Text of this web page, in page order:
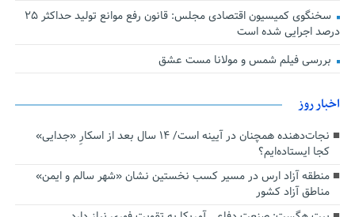
سخنگوی کمیسیون اقتصادی مجلس: قانون رفع موانع تولید حداکثر ۲۵
درصد اجرایی شده است
بررسی فیلم شمس و مولانا مست عشق
اخبار روز
نجات‌دهنده‌ همچنان در آیینه است/ ۱۴ سال بعد از اسکارِ «جدایی»
کجا ایستاده‌ایم؟
منطقه آزاد ارس در مسیر کسب نخستین نشان «شهر سالم و ایمن»
مناطق آزاد کشور